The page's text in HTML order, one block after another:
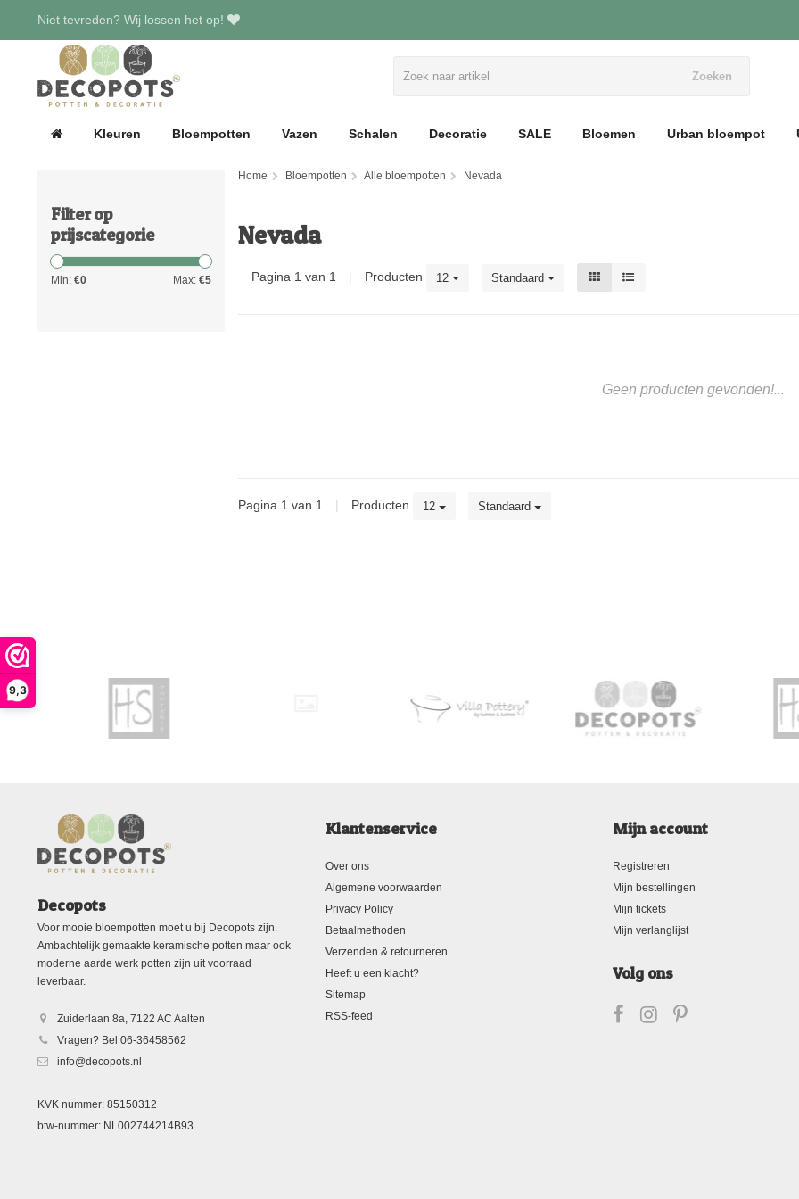
9,3
Niet tevreden? Wij lossen het op!
Zoeken
Kleuren Bloempotten Vazen Schalen Decoratie SALE Bloemen Urban bloempot
Filter op
prijscategorie
Min: €0 Max: €5
Home Bloempotten Alle bloempotten Nevada
Nevada
Pagina 1 van 1 | Producten 12 Standaard
Geen producten gevonden!...
Pagina 1 van 1 | Producten 12 Standaard
Decopots
Voor mooie bloempotten moet u bij Decopots zijn.
Ambachtelijk gemaakte keramische potten maar ook
moderne aarde werk potten zijn uit voorraad
leverbaar.
Zuiderlaan 8a, 7122 AC Aalten
Vragen? Bel 06-36458562
info@decopots.nl
KVK nummer: 85150312
btw-nummer: NL002744214B93
Klantenservice
Over ons
Algemene voorwaarden
Privacy Policy
Betaalmethoden
Verzenden & retourneren
Heeft u een klacht?
Sitemap
RSS-feed
Mijn account
Registreren
Mijn bestellingen
Mijn tickets
Mijn verlanglijst
Volg ons